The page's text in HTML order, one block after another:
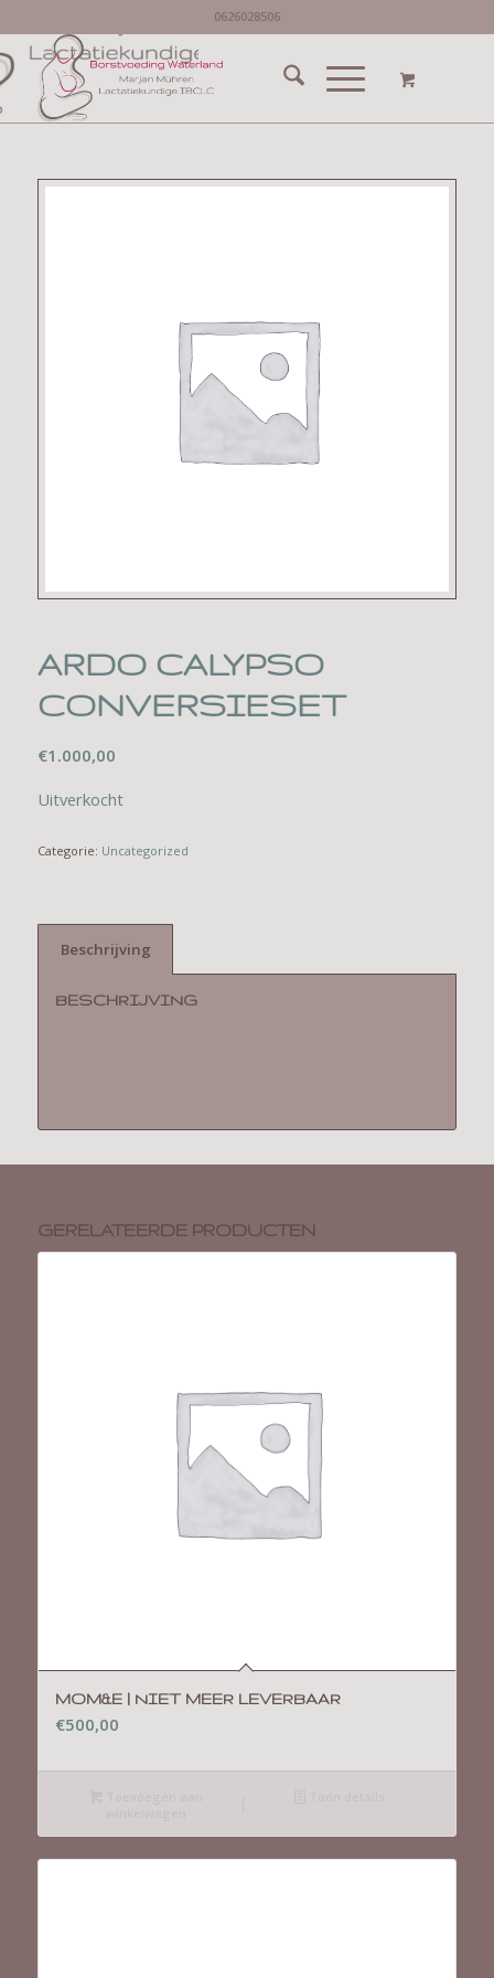
0626028506
ARDO CALYPSO
CONVERSIESET
€1.000,00
Uitverkocht
Categorie: Uncategorized
Beschrijving
BESCHRIJVING
GERELATEERDE PRODUCTEN
MOM&E | NIET MEER LEVERBAAR
€500,00